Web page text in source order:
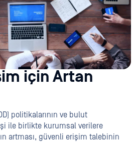
için Artan
politikalarının ve bulut
ile birlikte kurumsal verilere
artması, güvenli erişim talebinin